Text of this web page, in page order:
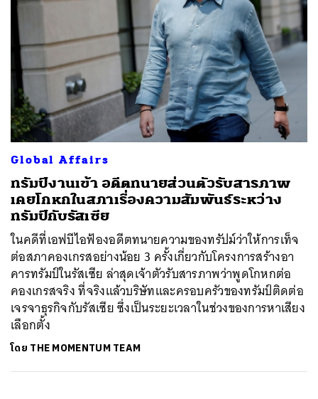
Global Affairs
ทรัมป์งานเข้า อดีตทนายส่วนตัวรับสารภาพ
เคยโกหกในสภาเรื่องความสัมพันธ์ระหว่าง
ทรัมป์กับรัสเซีย
ในคดีที่เอฟบีไอฟ้องอดีตทนายความของทรัปม์ว่าให้การเท็จ
ต่อสภาคองเกรสอย่างน้อย 3 ครั้งเกี่ยวกับโครงการสร้างอา
คารทรัมป์ในรัสเซีย ล่าสุดเจ้าตัวรับสารภาพว่าพูดโกหกต่อ
คองเกรสจริง ที่จริงแล้วบริษัทและครอบครัวของทรัมป์ติดต่อ
เจรจาธุรกิจกับรัสเซีย ซึ่งเป็นระยะเวลาในช่วงของการหาเสียง
เลือกตั้ง
โดย THE MOMENTUM TEAM
ค้นหา
SHARE